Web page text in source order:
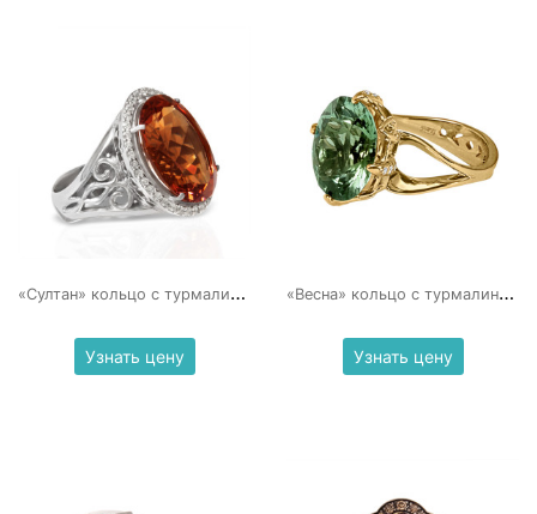
«
Султан» кольцо с турмалином
Узнать цену
«
Весна» кольцо с турмалином и бриллиантами
Узнать цену